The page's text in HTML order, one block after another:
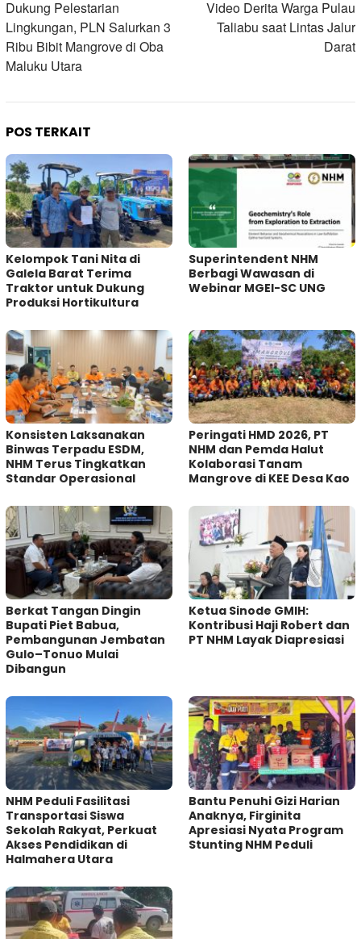
pos
Dukung Pelestarian
Lingkungan, PLN Salurkan 3
Ribu Bibit Mangrove di Oba
Maluku Utara
Video Derita Warga Pulau
Taliabu saat Lintas Jalur
Darat
POS TERKAIT
Kelompok Tani Nita di
Galela Barat Terima
Traktor untuk Dukung
Produksi Hortikultura
Superintendent NHM
Berbagi Wawasan di
Webinar MGEI-SC UNG
Konsisten Laksanakan
Binwas Terpadu ESDM,
NHM Terus Tingkatkan
Standar Operasional
Peringati HMD 2026, PT
NHM dan Pemda Halut
Kolaborasi Tanam
Mangrove di KEE Desa Kao
Berkat Tangan Dingin
Bupati Piet Babua,
Pembangunan Jembatan
Gulo–Tonuo Mulai
Dibangun
Ketua Sinode GMIH:
Kontribusi Haji Robert dan
PT NHM Layak Diapresiasi
NHM Peduli Fasilitasi
Transportasi Siswa
Sekolah Rakyat, Perkuat
Akses Pendidikan di
Halmahera Utara
Bantu Penuhi Gizi Harian
Anaknya, Firginita
Apresiasi Nyata Program
Stunting NHM Peduli